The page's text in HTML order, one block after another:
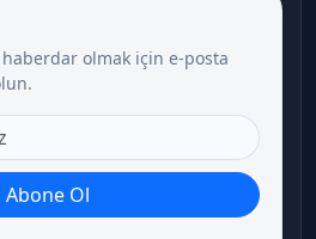
olmak için e-posta